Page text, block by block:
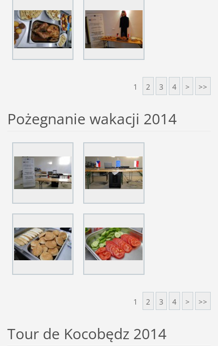
1 2 3 4 > >>
Pożegnanie wakacji 2014
1 2 3 4 > >>
Tour de Kocobędz 2014